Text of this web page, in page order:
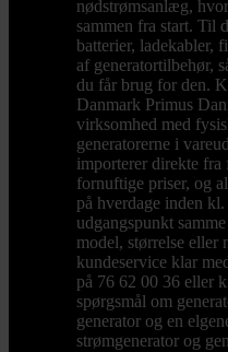
nødstrømsanlæg,
sammen fra start. Til
batterier, ladekabler,
af generatortilbehør,
du får brug for den.
Danmark Primus
virksomhed med
generatorerne i
importerer direkte
fornuftige priser, og
på hverdage inden
udgangspunkt
model, størrelse eller
kundeservice klar
på 76 62 00 36 eller
spørgsmål om
generator og en
strømgenerator og